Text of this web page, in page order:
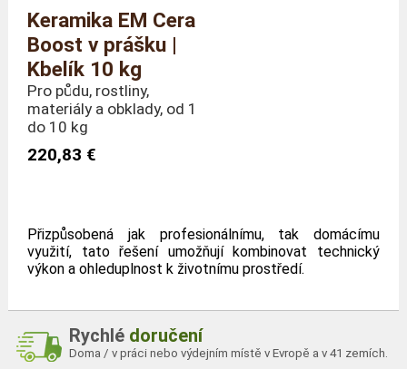
Keramika EM Cera
Boost v prášku |
Kbelík 10 kg
Pro půdu, rostliny,
materiály a obklady, od 1
do 10 kg
220,83 €
Přizpůsobená jak profesionálnímu, tak domácímu
využití, tato řešení umožňují kombinovat technický
výkon a ohleduplnost k životnímu prostředí.
Rychlé doručení
Doma / v práci nebo výdejním místě v Evropě a v 41 zemích.